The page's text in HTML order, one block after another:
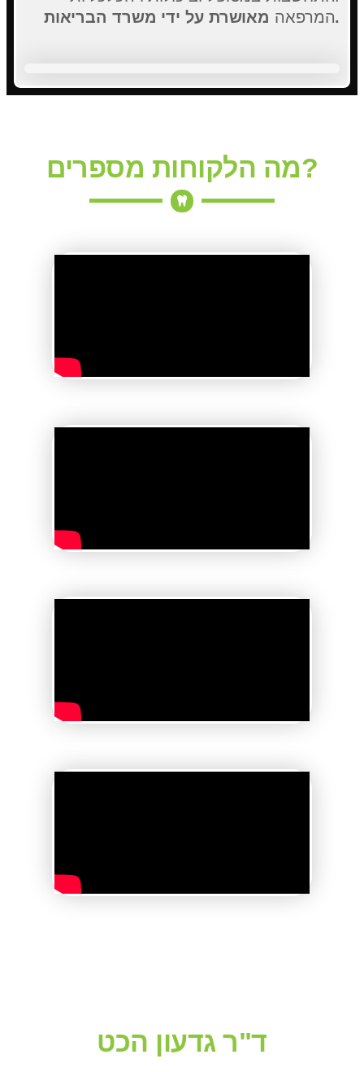
המרפאהמאושרת על ידי משרד הבריאות.
מה הלקוחות מספרים?
ד"ר גדעון הכט